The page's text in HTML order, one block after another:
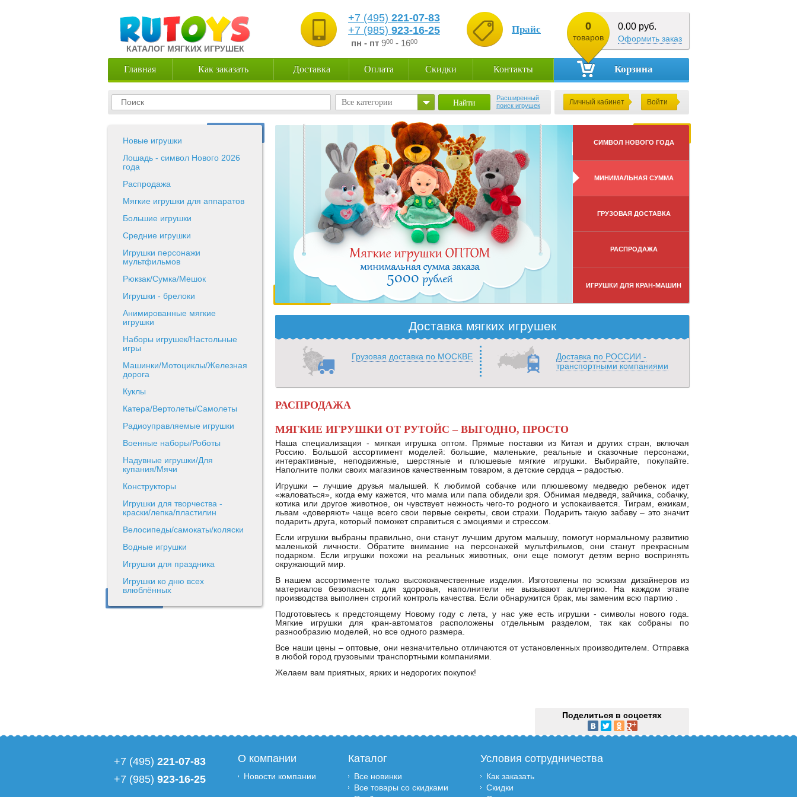
КАТАЛОГ МЯГКИХ ИГРУШЕК
+7 (495) 221-07-83
+7 (985) 923-16-25
пн - пт 900 - 1600
Прайс 0
товаров
0.00 руб.
Оформить заказ
Главная Как заказать Доставка Оплата Скидки Контакты Корзина
Расширенный
поиск игрушек
Все категории Личный кабинет Войти
Новые игрушки
Лошадь - символ Нового 2026
года
Распродажа
Мягкие игрушки для аппаратов
Большие игрушки
Средние игрушки
Игрушки персонажи
мультфильмов
Рюкзак/Сумка/Мешок
Игрушки - брелоки
Анимированные мягкие
игрушки
Наборы игрушек/Настольные
игры
Машинки/Мотоциклы/Железная
дорога
Куклы
Катера/Вертолеты/Самолеты
Радиоуправляемые игрушки
Военные наборы/Роботы
Надувные игрушки/Для
купания/Мячи
Конструкторы
Игрушки для творчества -
краски/лепка/пластилин
Велосипеды/самокаты/коляски
Водные игрушки
Игрушки для праздника
Игрушки ко дню всех
влюблённых
СИМВОЛ НОВОГО ГОДА
МИНИМАЛЬНАЯ СУММА
ГРУЗОВАЯ ДОСТАВКА
РАСПРОДАЖА
ИГРУШКИ ДЛЯ КРАН-МАШИН
Доставка мягких игрушек
Грузовая доставка по МОСКВЕ
Доставка по РОССИИ -
транспортными компаниями
РАСПРОДАЖА
МЯГКИЕ ИГРУШКИ ОТ РУТОЙС – ВЫГОДНО, ПРОСТО
Наша специализация - мягкая игрушка оптом. Прямые поставки из Китая и других стран, включая
Россию. Большой ассортимент моделей: большие, маленькие, реальные и сказочные персонажи,
интерактивные, неподвижные, шерстяные и плюшевые мягкие игрушки. Выбирайте, покупайте.
Наполните полки своих магазинов качественным товаром, а детские сердца – радостью.
Игрушки – лучшие друзья малышей. К любимой собачке или плюшевому медведю ребенок идет
«жаловаться», когда ему кажется, что мама или папа обидели зря. Обнимая медведя, зайчика, собачку,
котика или другое животное, он чувствует нежность чего-то родного и успокаивается. Тиграм, ежикам,
львам «доверяют» чаще всего свои первые секреты, свои страхи. Подарить такую забаву – это значит
подарить друга, который поможет справиться с эмоциями и стрессом.
Если игрушки выбраны правильно, они станут лучшим другом малышу, помогут нормальному развитию
маленькой личности. Обратите внимание на персонажей мультфильмов, они станут прекрасным
подарком. Если игрушки похожи на реальных животных, они еще помогут детям верно воспринять
окружающий мир.
В нашем ассортименте только высококачественные изделия. Изготовлены по эскизам дизайнеров из
материалов безопасных для здоровья, наполнители не вызывают аллергию. На каждом этапе
производства выполнен строгий контроль качества. Если обнаружится брак, мы заменим всю партию .
Подготовьтесь к предстоящему Новому году с лета, у нас уже есть игрушки - символы нового года.
Мягкие игрушки для кран-автоматов расположены отдельным разделом, так как собраны по
разнообразию моделей, но все одного размера.
Все наши цены – оптовые, они незначительно отличаются от установленных производителем. Отправка
в любой город грузовыми транспортными компаниями.
Желаем вам приятных, ярких и недорогих покупок!
Поделиться в соцсетях
+7 (495) 221-07-83
+7 (985) 923-16-25
О компании
Новости компании
Каталог
Все новинки
Все товары со скидками
Условия сотрудничества
Как заказать
Скидки